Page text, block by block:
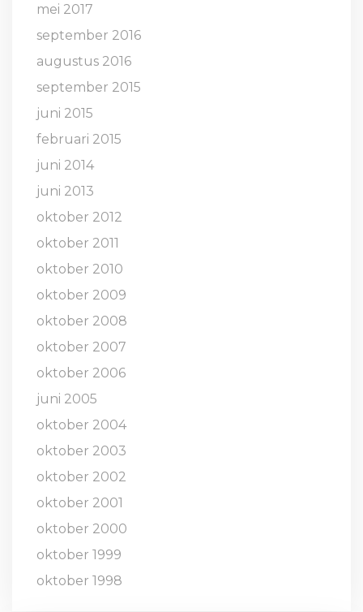
mei 2017
september 2016
augustus 2016
september 2015
juni 2015
februari 2015
juni 2014
juni 2013
oktober 2012
oktober 2011
oktober 2010
oktober 2009
oktober 2008
oktober 2007
oktober 2006
juni 2005
oktober 2004
oktober 2003
oktober 2002
oktober 2001
oktober 2000
oktober 1999
oktober 1998